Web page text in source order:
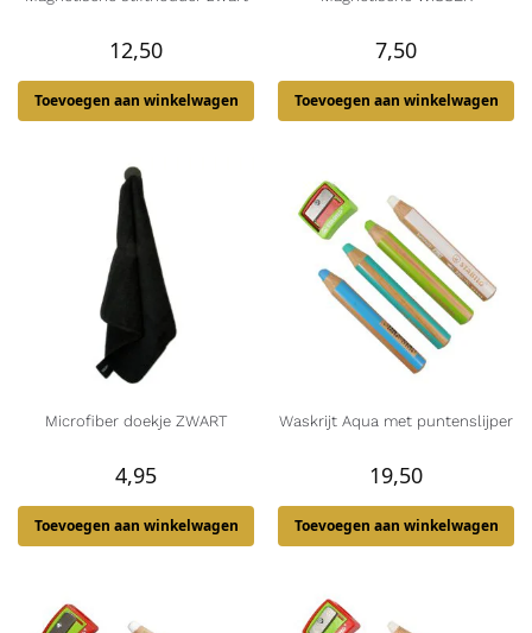
12,50
Toevoegen aan winkelwagen
7,50
Toevoegen aan winkelwagen
Microfiber doekje ZWART
4,95
Toevoegen aan winkelwagen
Waskrijt Aqua met puntenslijper
19,50
Toevoegen aan winkelwagen